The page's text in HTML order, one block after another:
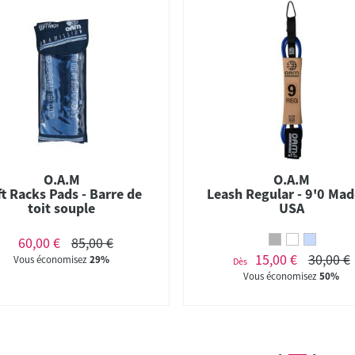
O.A.M
Racks Pads - Barre de
toit souple
60,00 €
85,00 €
Vous économisez29%
O.A.M
Leash Regular - 9'0
USA
Dès 15,00 € 30,00 €
Vous économisez50%